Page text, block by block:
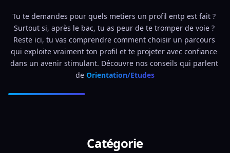
Tu te demandes pour quels metiers un profil entp est fait ?
Surtout si, après le bac, tu as peur de te tromper de voie ?
Reste ici, tu vas comprendre comment choisir un parcours
qui exploite vraiment ton profil et te projeter avec confiance
dans un avenir stimulant. Découvre nos conseils qui parlent
de Orientation/Etudes
Catégorie